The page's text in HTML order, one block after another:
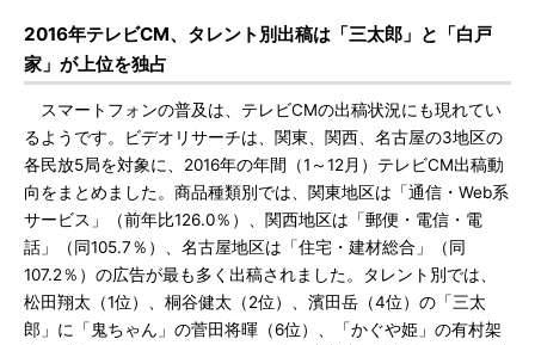
2016年テレビCM、タレント別出稿は「三太郎」と「白戸
家」が上位を独占
スマートフォンの普及は、テレビCMの出稿状況にも現れてい
るようです。ビデオリサーチは、関東、関西、名古屋の3地区の
各民放5局を対象に、2016年の年間（1～12月）テレビCM出稿動
向をまとめました。商品種類別では、関東地区は「通信・Web系
サービス」（前年比126.0％）、関西地区は「郵便・電信・電
話」（同105.7％）、名古屋地区は「住宅・建材総合」（同
107.2％）の広告が最も多く出稿されました。タレント別では、
松田翔太（1位）、桐谷健太（2位）、濱田岳（4位）の「三太
郎」に「鬼ちゃん」の菅田将暉（6位）、「かぐや姫」の有村架